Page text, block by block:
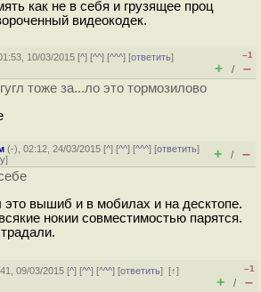
как не в себя и грузящее проц
видеокодек.
10/03/2015 [^] [^^] [^^^] [ответить]
–1
+ / –
тоже за...ло это тормозилово
(-), 02:12, 24/03/2015 [^] [^^] [^^^] [ответить]
] + / –
это вышиб и в мобилах и на десктопе.
нокии совместимостью парятся.
09/03/2015 [^] [^^] [^^^] [ответить][↑]
–1
+ / –